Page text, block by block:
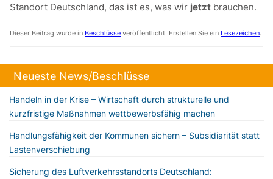
Standort Deutschland, das ist es, was wir jetzt brauchen.
Dieser Beitrag wurde in Beschlüsse veröffentlicht. Erstellen Sie ein Lesezeichen.
Neueste News/Beschlüsse
Handeln in der Krise – Wirtschaft durch strukturelle und
kurzfristige Maßnahmen wettbewerbsfähig machen
Handlungsfähigkeit der Kommunen sichern – Subsidiarität statt
Lastenverschiebung
Sicherung des Luftverkehrsstandorts Deutschland: